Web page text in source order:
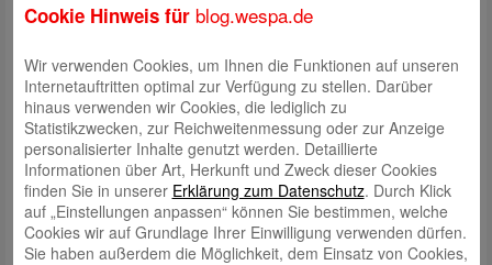
Mutmacher und Zuhörer. Er kann sogar in schwierigen Situationen ein
Lächeln ins Gesicht der Kinder zaubern und hilft ihnen in ihrem Kummer
da weiter, wo wir an unsere Grenzen stoßen“, hebt Silvia Bast vom
Förderverein für polizeiliche Prävention und Polizei-geschichte e. V., die
Bedeutung der Teddys hervor.
„Die Mitarbeiter im Rettungsdienst erleben des Öfteren, wie hilfreich so
ein flauschiger Bär bei einem Einsatz für die Beruhigung der Kinder sein
kann. Wir bedanken uns für die wirkungsvolle Unterstützung“, so
Stadtrat Jörn Hoffmann bei der Übergabe auf dem Gelände der
Zentralen Feuerwache Bremerhaven.
Cookie Hinweis für blog.wespa.de
Wir verwenden Cookies, um Ihnen die Funktionen auf unseren
Internetauftritten optimal zur Verfügung zu stellen. Darüber
hinaus verwenden wir Cookies, die lediglich zu
Statistikzwecken, zur Reichweitenmessung oder zur Anzeige
personalisierter Inhalte genutzt werden. Detaillierte
Informationen über Art, Herkunft und Zweck dieser Cookies
finden Sie in unserer Erklärung zum Datenschutz. Durch Klick
auf „Einstellungen anpassen“ können Sie bestimmen, welche
Cookies wir auf Grundlage Ihrer Einwilligung verwenden dürfen.
Sie haben außerdem die Möglichkeit, dem Einsatz von Cookies,